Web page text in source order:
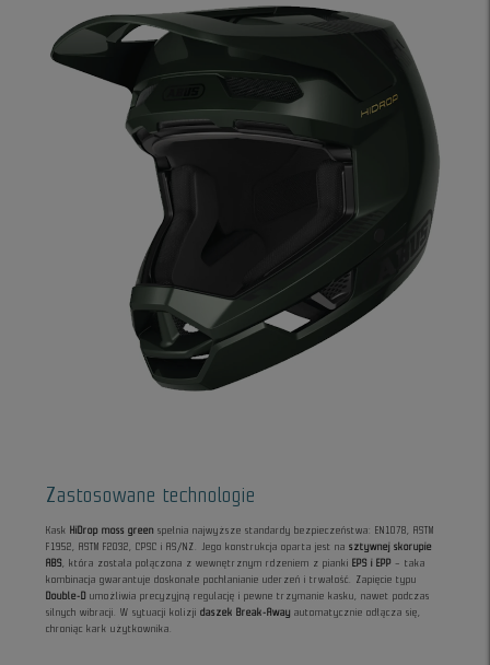
Zastosowane technologie
Kask HiDrop moss green spełnia najwyższe standardy bezpieczeństwa: EN1078, ASTM
F1952, ASTM F2032, CPSC i AS/NZ. Jego konstrukcja oparta jest nasztywnej skorupie
ABS
, która została połączona z wewnętrznym rdzeniem z pianki EPS i EPP – taka
kombinacja gwarantuje doskonałe pochłanianie uderzeń i trwałość. Zapięcie typu
Double-D umożliwia precyzyjną regulację i pewne trzymanie kasku, nawet podczas
silnych wibracji. W sytuacji kolizjidaszek Break-Away automatycznie odłącza się,
chroniąc kark użytkownika.